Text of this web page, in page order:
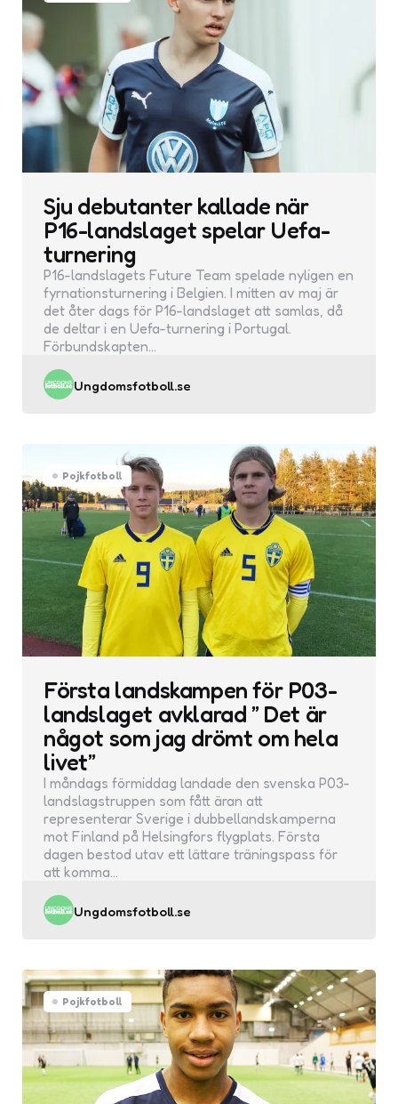
Sju debutanter kallade när
P16-landslaget spelar Uefa-
turnering
P16-landslagets Future Team spelade nyligen en
fyrnationsturnering i Belgien. I mitten av maj är
det åter dags för P16-landslaget att samlas, då
de deltar i en Uefa-turnering i Portugal.
Förbundskapten…
Posted
Ungdomsfotboll.se
Pojkfotboll
Första landskampen för P03-
landslaget avklarad ” Det är
något som jag drömt om hela
livet”
I måndags förmiddag landade den svenska P03-
landslagstruppen som fått äran att
representerar Sverige i dubbellandskamperna
mot Finland på Helsingfors flygplats. Första
dagen bestod utav ett lättare träningspass för
att komma…
Posted
Ungdomsfotboll.se
Pojkfotboll